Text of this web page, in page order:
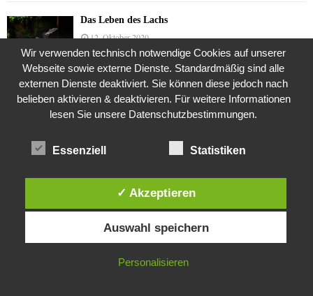
Das Leben des Lachs
12. Oktober 2020
Die Geschichte der Kubushäuser
9. Juli 2018
Diese Website verwendet Cookies. Durch die weitere Nutzung dieser
Website stimmst du der Verwendung von Cookies zu.
IN ORDNUNG
Wir verwenden technisch notwendige Cookies auf unserer
Webseite sowie externe Dienste. Standardmäßig sind alle
externen Dienste deaktiviert. Sie können diese jedoch nach
belieben aktivieren & deaktivieren. Für weitere Informationen
lesen Sie unsere Datenschutzbestimmungen.
Essenziell Statistiken
✓ Akzeptieren
Auswahl speichern
Personalisieren